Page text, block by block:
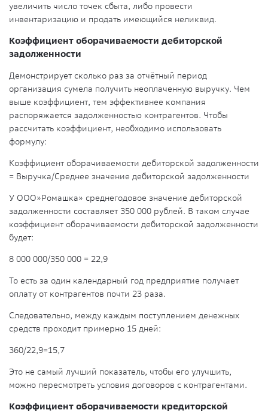
увеличить число точек сбыта, либо провести
инвентаризацию и продать имеющийся неликвид.
Коэффициент оборачиваемости дебиторской
задолженности
Демонстрирует сколько раз за отчётный период
организация сумела получить неоплаченную выручку. Чем
выше коэффициент, тем эффективнее компания
распоряжается задолженностью контрагентов. Чтобы
рассчитать коэффициент, необходимо использовать
формулу:
Коэффициент оборачиваемости дебиторской задолженности
= Выручка/Среднее значение дебиторской задолженности
У ООО»Ромашка» среднегодовое значение дебиторской
задолженности составляет 350 000 рублей. В таком случае
коэффициент оборачиваемости дебиторской задолженности
будет:
8 000 000/350 000 = 22,9
То есть за один календарный год предприятие получает
оплату от контрагентов почти 23 раза.
Следовательно, между каждым поступлением денежных
средств проходит примерно 15 дней:
360/22,9=15,7
Это не самый лучший показатель, чтобы его улучшить,
можно пересмотреть условия договоров с контрагентами.
Коэффициент оборачиваемости кредиторской